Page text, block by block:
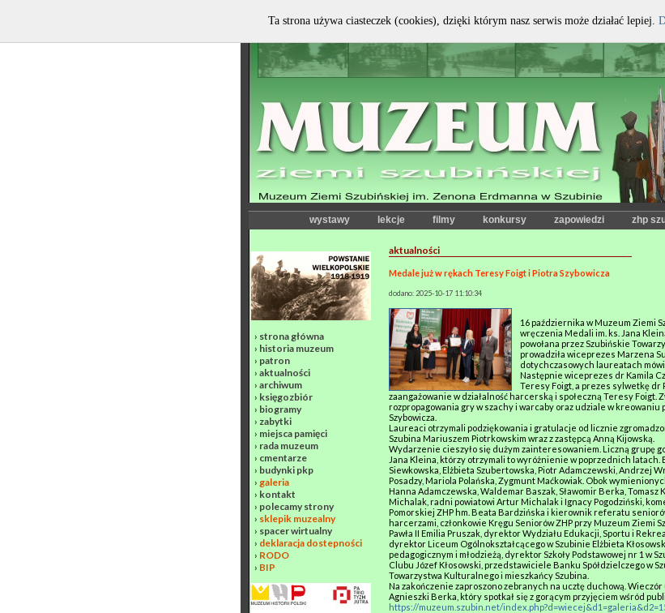
kontrast: czcionka:
wystawy lekcje filmy konkursy zapowiedzi zhp
› strona główna
› historia muzeum
› patron
› aktualności
› archiwum
› księgozbiór
› biogramy
› zabytki
› miejsca pamięci
› rada muzeum
› cmentarze
› budynki pkp
› galeria
› kontakt
› polecamy strony
› sklepik muzealny
› spacer wirtualny
› deklaracja dostepności
› RODO
› BIP
aktualności
Medale już w rękach Teresy Foigt i Piotra Szybowicza
dodano: 2025-10-17 11:10:34
16 października w Muzeum Ziemi
wręczenia Medali im. ks. Jana
powołana przez Szubińskie
prowadziła wiceprezes Marzena
dotychczasowych laureatach
Następnie wiceprezes dr Kamila
Teresy Foigt, a prezes sylwetkę dr
zaangażowanie w działalność harcerską i społeczną Teresy Foigt.
rozpropagowania gry w szachy i warcaby oraz udziale w
Szybowicza.
Laureaci otrzymali podziękowania i gratulacje od licznie
Szubina Mariuszem Piotrkowskim wraz z zastępcą Anną Kijowską.
Wydarzenie cieszyło się dużym zainteresowaniem. Liczną grupę
Jana Kleina, którzy otrzymali to wyróżnienie w poprzednich latach.
Siewkowska, Elżbieta Szubertowska, Piotr Adamczewski, Andrzej
Posadzy, Mariola Polańska, Zygmunt Maćkowiak. Obok
Hanna Adamczewska, Waldemar Baszak, Sławomir Berka,
Michalak, radni powiatowi Artur Michalak i Ignacy Pogodziński,
Pomorskiej ZHP hm. Beata Bardzińska i kierownik referatu
harcerzami, członkowie Kręgu Seniorów ZHP przy Muzeum Ziemi
Pawła II Emilia Pruszak, dyrektor Wydziału Edukacji, Sportu i
dyrektor Liceum Ogólnokształcącego w Szubinie Elżbieta
pedagogicznym i młodzieżą, dyrektor Szkoły Podstawowej nr 1 w
Clubu Józef Kłosowski, przedstawiciele Banku Spółdzielczego w
Towarzystwa Kulturalnego i mieszkańcy Szubina.
Na zakończenie zaproszono zebranych na ucztę duchową.
Agnieszki Berka, który spotkał się z gorącym przyjęciem wśród
https://muzeum.szubin.net/
Ta strona używa ciasteczek (cookies), dzięki którym nasz serwis może działać lepiej.